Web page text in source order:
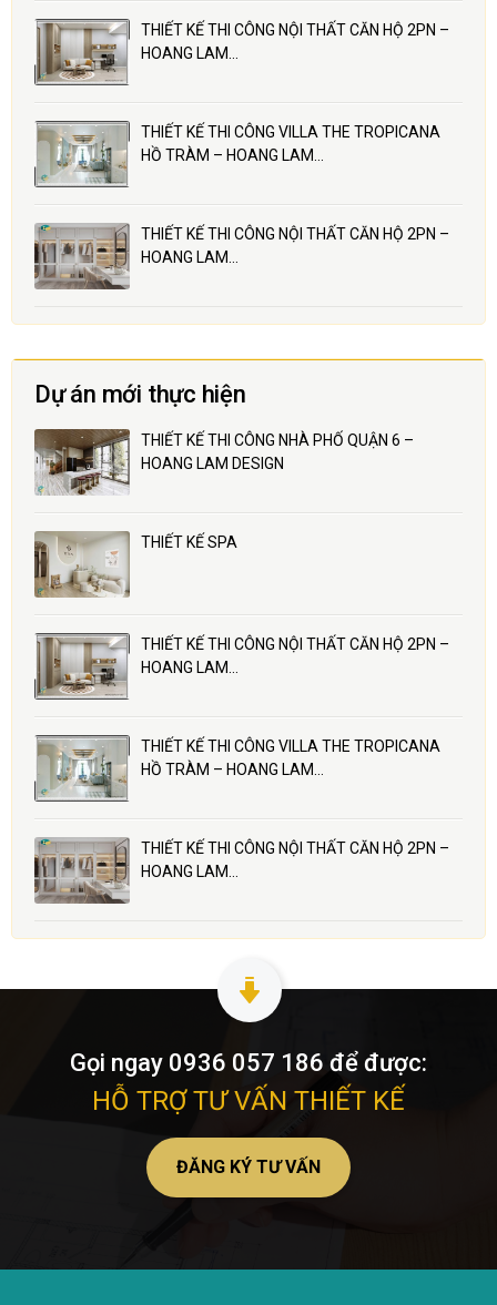
THIẾT KẾ THI CÔNG NỘI THẤT CĂN HỘ 2PN –
HOANG LAM…
THIẾT KẾ THI CÔNG VILLA THE TROPICANA
HỒ TRÀM – HOANG LAM…
THIẾT KẾ THI CÔNG NỘI THẤT CĂN HỘ 2PN –
HOANG LAM…
Dự án mới thực hiện
THIẾT KẾ THI CÔNG NHÀ PHỐ QUẬN 6 –
HOANG LAM DESIGN
THIẾT KẾ SPA
THIẾT KẾ THI CÔNG NỘI THẤT CĂN HỘ 2PN –
HOANG LAM…
THIẾT KẾ THI CÔNG VILLA THE TROPICANA
HỒ TRÀM – HOANG LAM…
THIẾT KẾ THI CÔNG NỘI THẤT CĂN HỘ 2PN –
HOANG LAM…
Gọi ngay 0936 057 186 để được:
HỖ TRỢ TƯ VẤN THIẾT KẾ
ĐĂNG KÝ TƯ VẤN